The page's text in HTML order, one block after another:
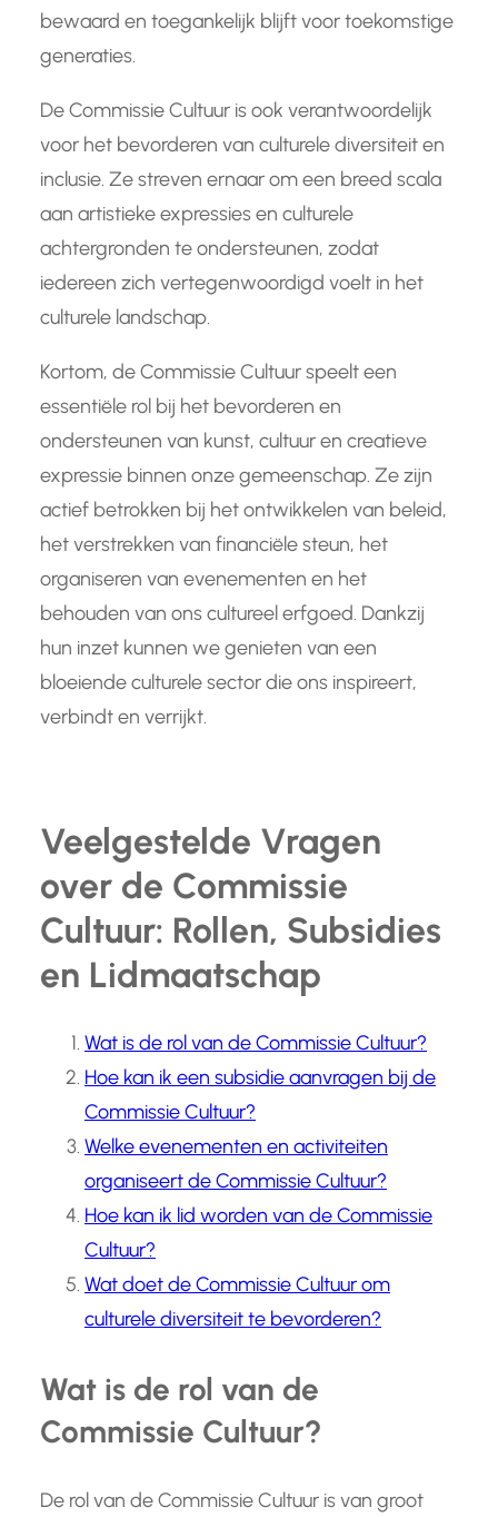
bewaard en toegankelijk blijft voor toekomstige
generaties.
De Commissie Cultuur is ook verantwoordelijk
voor het bevorderen van culturele diversiteit en
inclusie. Ze streven ernaar om een breed scala
aan artistieke expressies en culturele
achtergronden te ondersteunen, zodat
iedereen zich vertegenwoordigd voelt in het
culturele landschap.
Kortom, de Commissie Cultuur speelt een
essentiële rol bij het bevorderen en
ondersteunen van kunst, cultuur en creatieve
expressie binnen onze gemeenschap. Ze zijn
actief betrokken bij het ontwikkelen van beleid,
het verstrekken van financiële steun, het
organiseren van evenementen en het
behouden van ons cultureel erfgoed. Dankzij
hun inzet kunnen we genieten van een
bloeiende culturele sector die ons inspireert,
verbindt en verrijkt.
Veelgestelde Vragen
over de Commissie
Cultuur: Rollen, Subsidies
en Lidmaatschap
Wat is de rol van de Commissie Cultuur?
Hoe kan ik een subsidie aanvragen bij de
Commissie Cultuur?
Welke evenementen en activiteiten
organiseert de Commissie Cultuur?
Hoe kan ik lid worden van de Commissie
Cultuur?
Wat doet de Commissie Cultuur om
culturele diversiteit te bevorderen?
Wat is de rol van de
Commissie Cultuur?
De rol van de Commissie Cultuur is van groot